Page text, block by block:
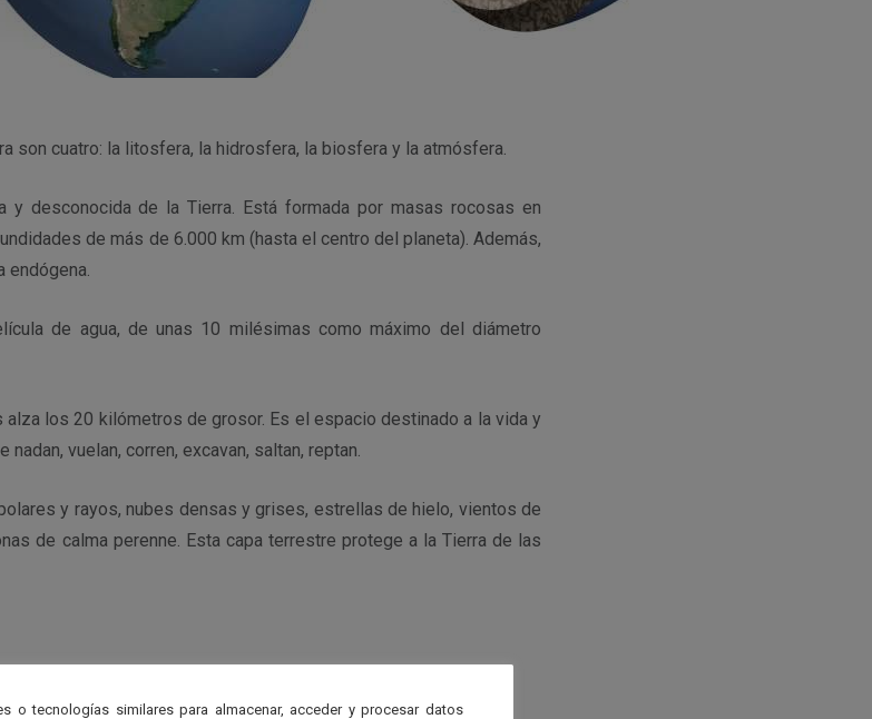
son cuatro: la litosfera, la hidrosfera, la biosfera y la atmósfera.
desconocida de la Tierra. Está formada por masas rocosas en
de más de 6.000 km (hasta el centro del planeta). Además,
endógena.
de agua, de unas 10 milésimas como máximo del diámetro
los 20 kilómetros de grosor. Es el espacio destinado a la vida y
vuelan, corren, excavan, saltan, reptan.
y rayos, nubes densas y grises, estrellas de hielo, vientos de
de calma perenne. Esta capa terrestre protege a la Tierra de las
o tecnologías similares para almacenar, acceder y procesar datos